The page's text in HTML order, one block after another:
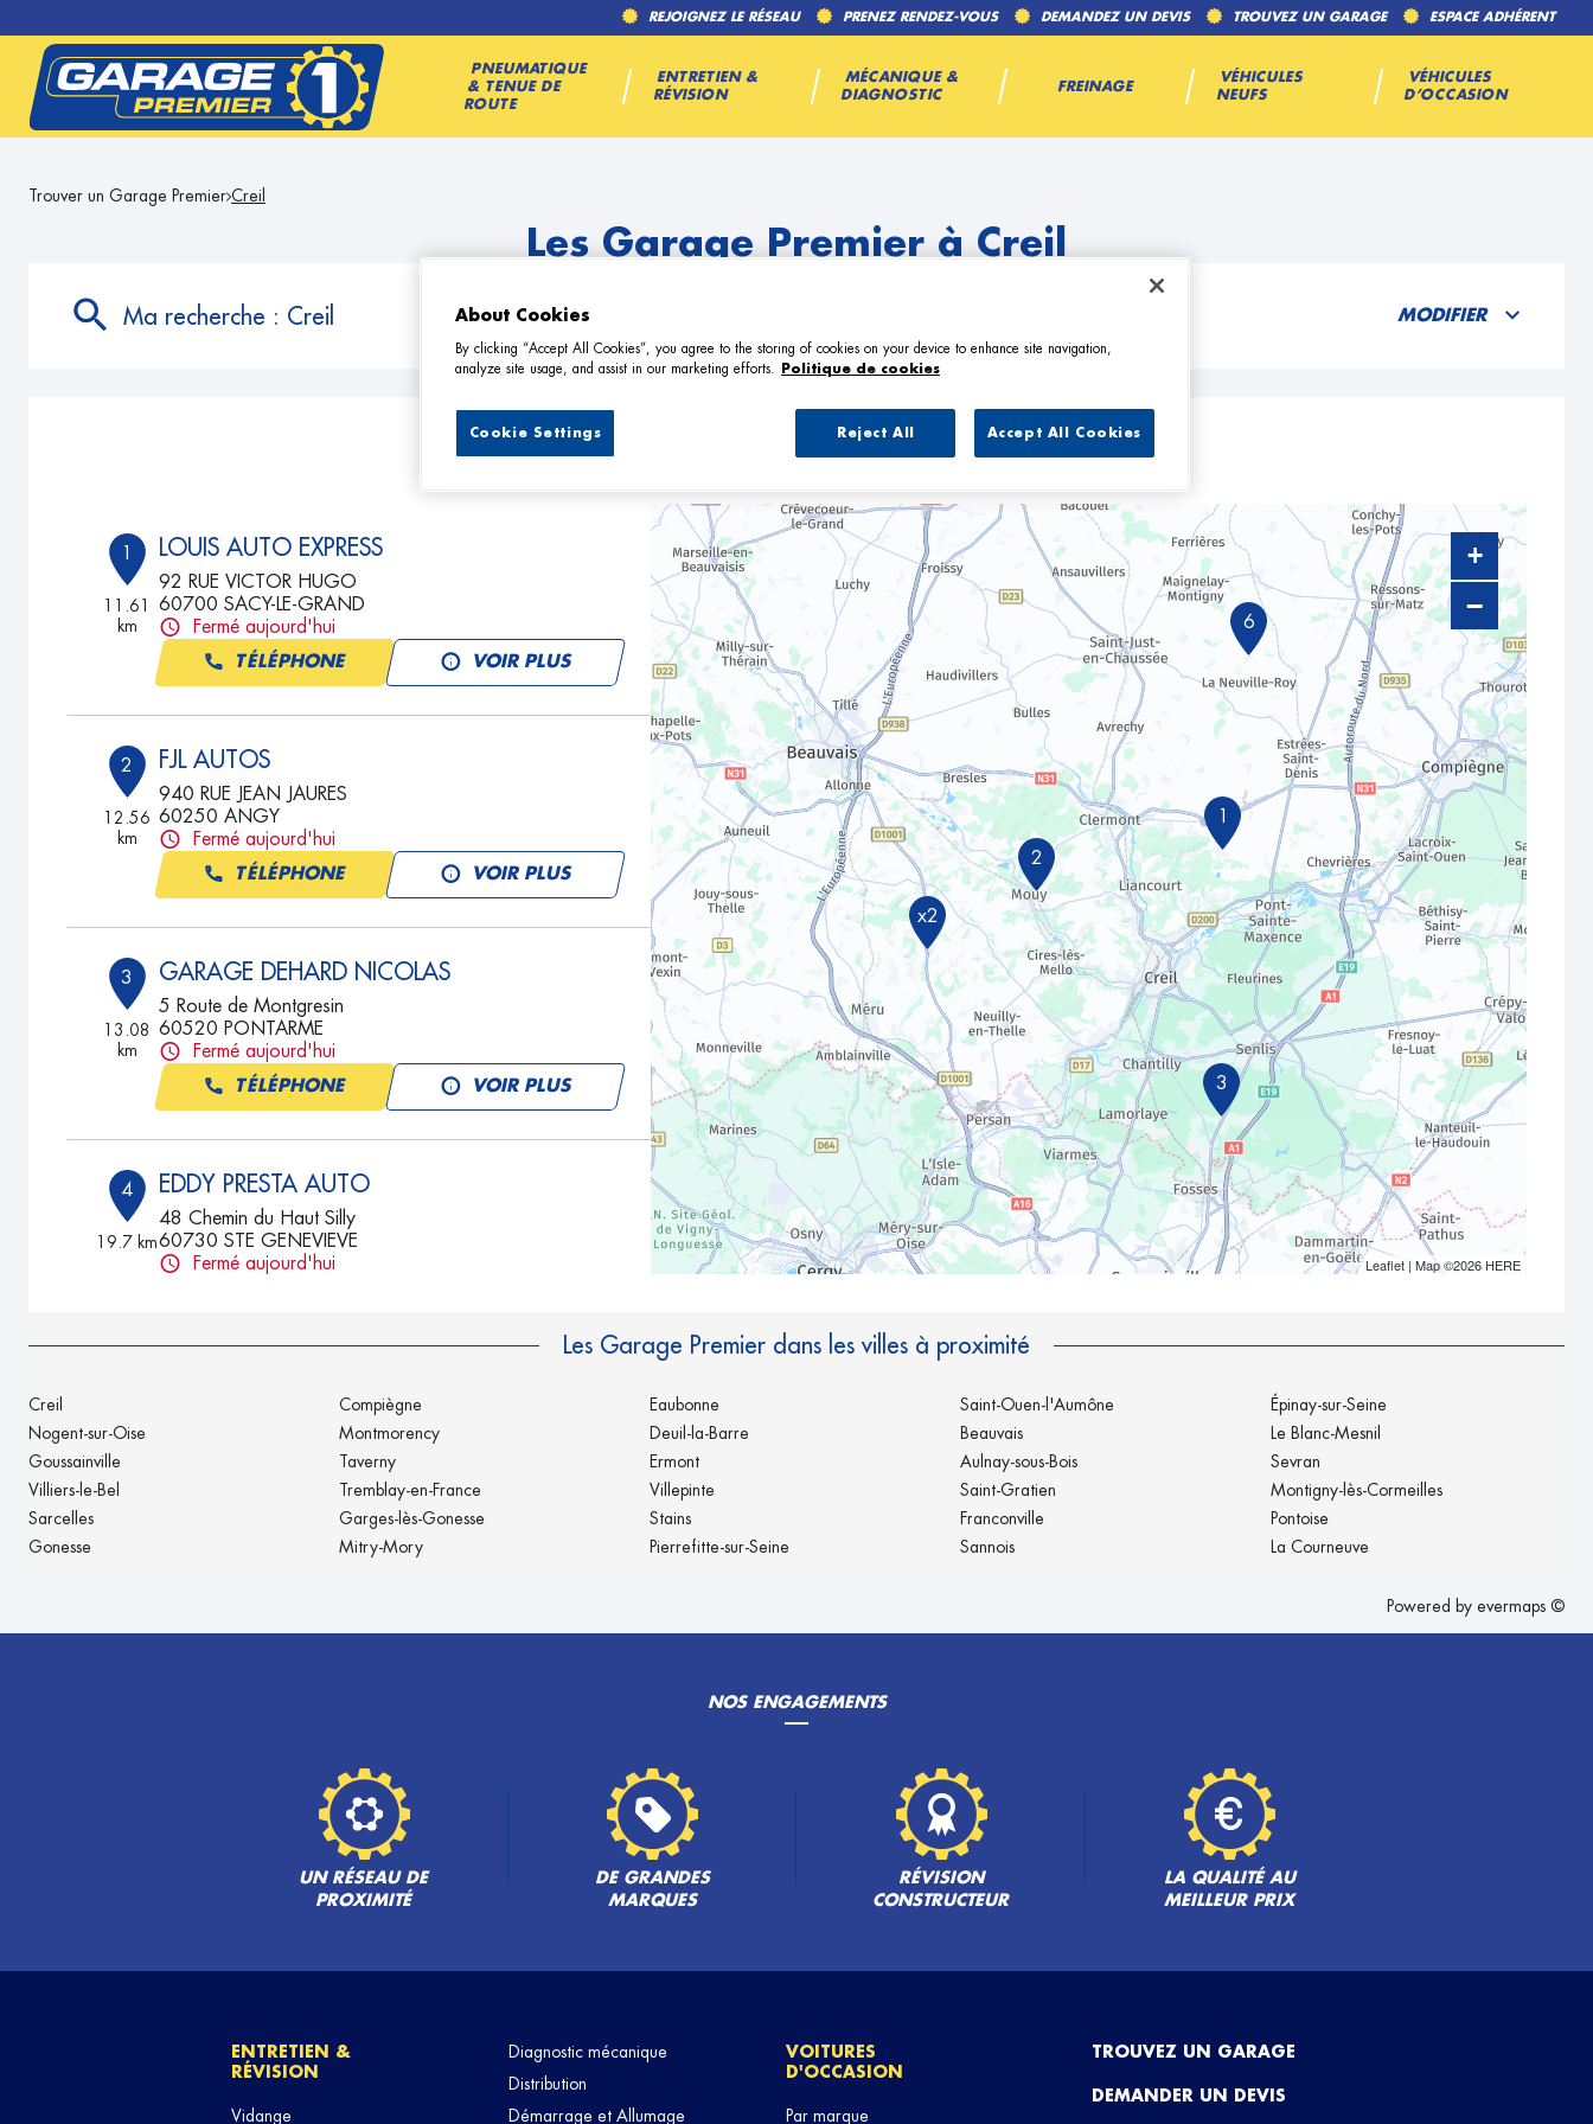
REJOIGNEZ LE RÉSEAU PRENEZ RENDEZ-VOUS DEMANDEZ UN DEVIS TROUVEZ UN GARAGE ESPACE ADHÉRENT
PNEUMATIQUE
& TENUE DE
ROUTE
ENTRETIEN &
RÉVISION
MÉCANIQUE &
DIAGNOSTIC
FREINAGE
VÉHICULES
NEUFS
VÉHICULES
D’OCCASION
Trouver un Garage Premier Creil
Les Garage Premier à Creil
Ma recherche : Creil MODIFIER
6 Garage Premier à Creil
1
11.61
km
LOUIS AUTO EXPRESS
92 RUE VICTOR HUGO
60700 SACY-LE-GRAND
Fermé aujourd'hui
TÉLÉPHONE VOIR PLUS
2
12.56
km
FJL AUTOS
940 RUE JEAN JAURES
60250 ANGY
Fermé aujourd'hui
TÉLÉPHONE VOIR PLUS
3
13.08
km
GARAGE DEHARD NICOLAS
5 Route de Montgresin
60520 PONTARME
Fermé aujourd'hui
TÉLÉPHONE VOIR PLUS
4
19.7 km
EDDY PRESTA AUTO
48 Chemin du Haut Silly
60730 STE GENEVIEVE
Fermé aujourd'hui
19.7 km
EDDY PRESTA AUTO
11 RUE DE L'EPINETTE
TÉLÉPHONE
6
3
1
2
x2
+
−
Leaflet| Map ©2026HERE
Les Garage Premier dans les villes à proximité
Creil
Nogent-sur-Oise
Goussainville
Villiers-le-Bel
Sarcelles
Gonesse
Compiègne
Montmorency
Taverny
Tremblay-en-France
Garges-lès-Gonesse
Mitry-Mory
Eaubonne
Deuil-la-Barre
Ermont
Villepinte
Stains
Pierrefitte-sur-Seine
Saint-Ouen-l'Aumône
Beauvais
Aulnay-sous-Bois
Saint-Gratien
Franconville
Sannois
Épinay-sur-Seine
Le Blanc-Mesnil
Sevran
Montigny-lès-Cormeilles
Pontoise
La Courneuve
Powered by evermaps ©
NOS ENGAGEMENTS
UN RÉSEAU DE
PROXIMITÉ
DE GRANDES
MARQUES
RÉVISION
CONSTRUCTEUR
LA QUALITÉ AU
MEILLEUR PRIX
ENTRETIEN &
RÉVISION
Vidange
Diagnostic mécanique
Distribution
Démarrage et Allumage
VOITURES
D'OCCASION
Par marque
TROUVEZ UN GARAGE
DEMANDER UN DEVIS
About Cookies
By clicking “Accept All Cookies”, you agree to the storing of cookies on your device to enhance site navigation,
analyze site usage, and assist in our marketing efforts.
Politique de cookies
Reject All Accept All Cookies
Cookie Settings